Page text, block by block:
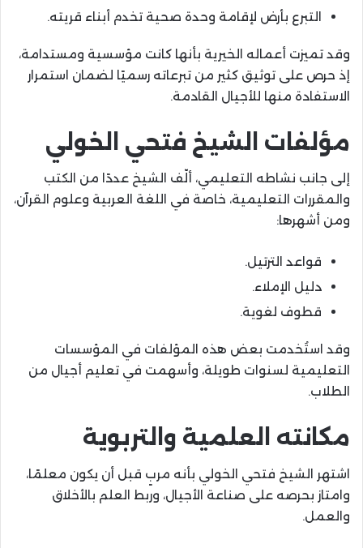
التبرع بأرض لإقامة وحدة صحية تخدم أبناء قريته.
وقد تميزت أعماله الخيرية بأنها كانت مؤسسية ومستدامة،
إذ حرص على توثيق كثير من تبرعاته رسميًا لضمان استمرار
الاستفادة منها للأجيال القادمة.
مؤلفات الشيخ فتحي الخولي
إلى جانب نشاطه التعليمي، ألّف الشيخ عددًا من الكتب
والمقررات التعليمية، خاصة في اللغة العربية وعلوم القرآن،
ومن أشهرها:
قواعد الترتيل.
دليل الإملاء.
قطوف لغوية.
وقد استُخدمت بعض هذه المؤلفات في المؤسسات
التعليمية لسنوات طويلة، وأسهمت في تعليم أجيال من
الطلاب.
مكانته العلمية والتربوية
اشتهر الشيخ فتحي الخولي بأنه مربٍ قبل أن يكون معلمًا،
وامتاز بحرصه على صناعة الأجيال، وربط العلم بالأخلاق
والعمل.